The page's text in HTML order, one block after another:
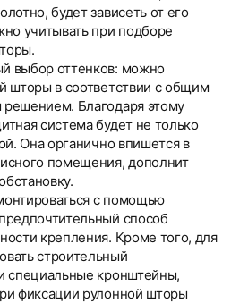
будет зависеть от его
учитывать при подборе
выбор оттенков: можно
шторы в соответствии с общим
Благодаря этому
система будет не только
Она органично впишется в
помещения, дополнит
с помощью
способ
крепления. Кроме того, для
строительный
специальные кронштейны,
фиксации рулонной шторы